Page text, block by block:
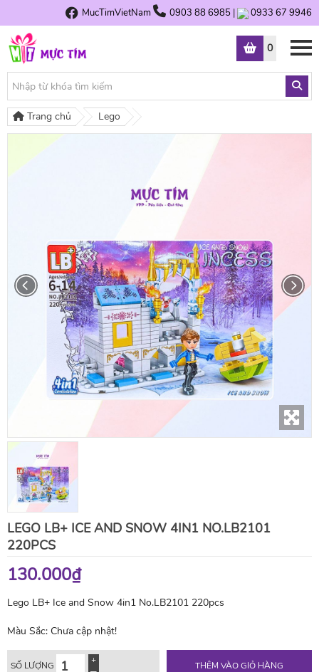
MucTimVietNam 0903 88 6985 | 0933 67 9946
0
Trang chủ Lego
LEGO LB+ ICE AND SNOW 4IN1 NO.LB2101
220PCS
130.000₫
Lego LB+ Ice and Snow 4in1 No.LB2101 220pcs
Màu Sắc: Chưa cập nhật!
SỐ LƯỢNG THÊM VÀO GIỎ HÀNG